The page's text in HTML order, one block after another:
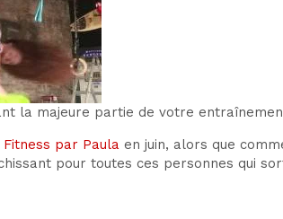
la majeure partie de votre
Fitness par Paula en juin, alors que
pour toutes ces personnes qui